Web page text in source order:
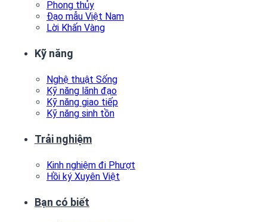
Phong thủy
Đạo mẫu Việt Nam
Lời Khấn Vàng
Kỹ năng
Nghệ thuật Sống
Kỹ năng lãnh đạo
Kỹ năng giao tiếp
Kỹ năng sinh tồn
Trải nghiệm
Kinh nghiệm đi Phượt
Hồi ký Xuyên Việt
Bạn có biết